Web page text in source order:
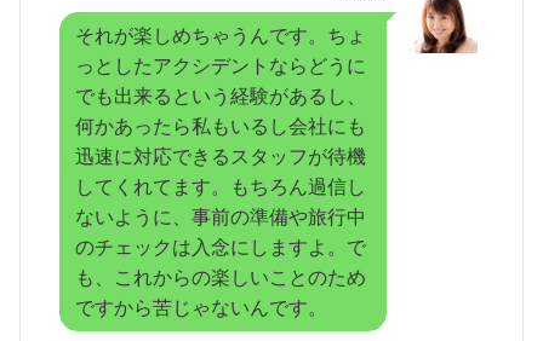
それが楽しめちゃうんです。ちょ
っとしたアクシデントならどうに
でも出来るという経験があるし、
何かあったら私もいるし会社にも
迅速に対応できるスタッフが待機
してくれてます。もちろん過信し
ないように、事前の準備や旅行中
のチェックは入念にしますよ。で
も、これからの楽しいことのため
ですから苦じゃないんです。